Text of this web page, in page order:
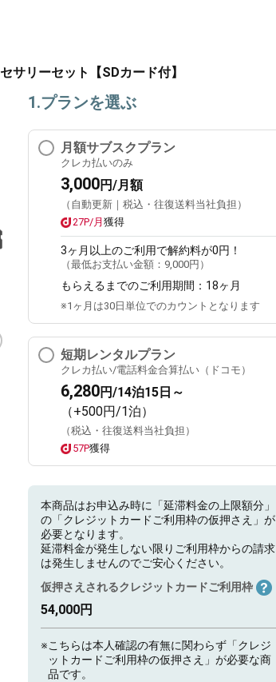
サリーセット【SDカード付】
1.プランを選ぶ
月額サブスクプラン
クレカ払いのみ
3,000円/月額
（自動更新｜税込・往復送料当社負担）
27P/月 獲得
3ヶ月 以上のご利用で解約料が0円！
（最低お支払い金額： 9,000円 ）
もらえるまでのご利用期間： 18ヶ月
※1ヶ月は30日単位でのカウントとなります
短期レンタルプラン
クレカ払い/電話料金合算払い（ドコモ）
6,280円/14泊15日～
（+500円/1泊）
（税込・往復送料当社負担）
57P獲得
本商品はお申込み時に「延滞料金の上限額分」
の「クレジットカードご利用枠の仮押さえ」が
必要となります。
延滞料金が発生しない限りご利用枠からの請求
は発生しませんのでご安心ください。
仮押さえされるクレジットカードご利用枠
54,000円
※こちらは本人確認の有無に関わらず「クレジ
ットカードご利用枠の仮押さえ」が必要な商
品です。